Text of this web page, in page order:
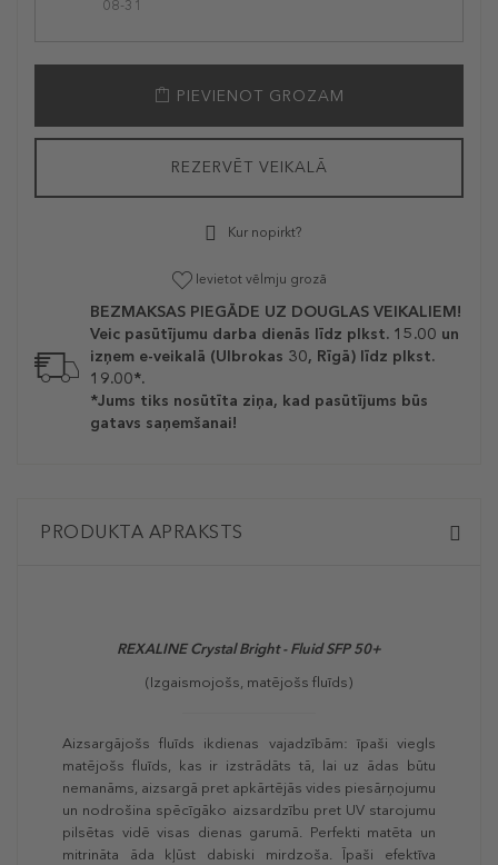
08-31
PIEVIENOT GROZAM
REZERVĒT VEIKALĀ
Kur nopirkt?
Ievietot vēlmju grozā
BEZMAKSAS PIEGĀDE UZ DOUGLAS VEIKALIEM!
Veic pasūtījumu darba dienās līdz plkst. 15.00 un
izņem e-veikalā (Ulbrokas 30, Rīgā) līdz plkst.
19.00*.
*Jums tiks nosūtīta ziņa, kad pasūtījums būs
gatavs saņemšanai!
PRODUKTA APRAKSTS
REXALINE Crystal Bright - Fluid SFP 50+
(Izgaismojošs, matējošs fluīds)
Aizsargājošs fluīds ikdienas vajadzībām: īpaši viegls
matējošs fluīds, kas ir izstrādāts tā, lai uz ādas būtu
nemanāms, aizsargā pret apkārtējās vides piesārņojumu
un nodrošina spēcīgāko aizsardzību pret UV starojumu
pilsētas vidē visas dienas garumā. Perfekti matēta un
mitrināta āda kļūst dabiski mirdzoša. Īpaši efektīva